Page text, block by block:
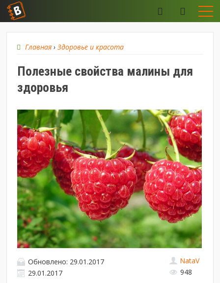
Главная ›Здоровье и красота
​Полезные свойства малины для
здоровья
NataV
Обновлено: 29.01.2017
29.01.2017
948